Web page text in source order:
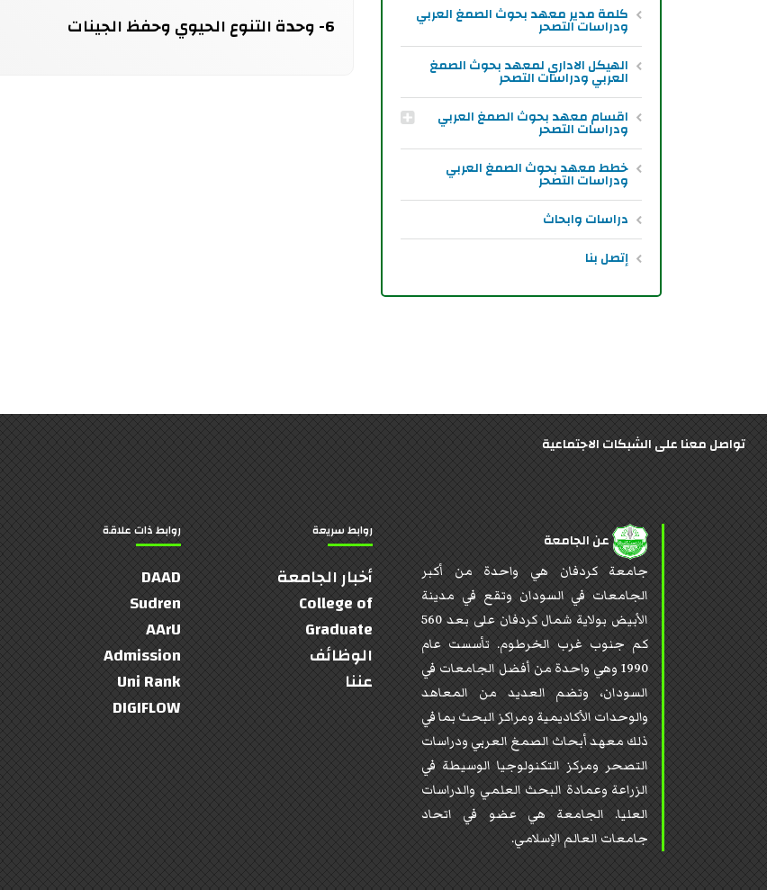
كلمة مدير معهد بحوث الصمغ العربي
ودراسات التصحر
الهيكل الاداري لمعهد بحوث الصمغ
العربي ودراسات التصحر
اقسام معهد بحوث الصمغ العربي
ودراسات التصحر
خطط معهد بحوث الصمغ العربي
ودراسات التصحر
دراسات وابحاث
إتصل بنا
6- وحدة التنوع الحيوي وحفظ الجينات
تواصل معنا على الشبكات الاجتماعية
عن الجامعة
جامعة كردفان هي واحدة من أكبر
الجامعات في السودان وتقع في مدينة
الأبيض بولاية شمال كردفان على بعد 560
كم جنوب غرب الخرطوم. تأسست عام
1990 وهي واحدة من أفضل الجامعات في
السودان، وتضم العديد من المعاهد
والوحدات الأكاديمية ومراكز البحث بما في
ذلك معهد أبحاث الصمغ العربي ودراسات
التصحر ومركز التكنولوجيا الوسيطة في
الزراعة وعمادة البحث العلمي والدراسات
العليا. الجامعة هي عضو في اتحاد
جامعات العالم الإسلامي.
روابط سريعة
أخبار الجامعة
College of
Graduate
الوظائف
عننا
روابط ذات علاقة
DAAD
Sudren
AArU
Admission
Uni Rank
DIGIFLOW